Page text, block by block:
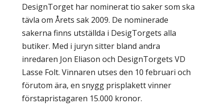
DesignTorget har nominerat tio saker som ska
tävla om Årets sak 2009. De nominerade
sakerna finns utställda i DesigTorgets alla
butiker. Med i juryn sitter bland andra
inredaren Jon Eliason och DesignTorgets VD
Lasse Folt. Vinnaren utses den 10 februari och
förutom ära, en snygg prisplakett vinner
förstapristagaren 15.000 kronor.